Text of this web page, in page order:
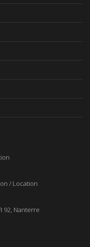
/ Location
92, Nanterre